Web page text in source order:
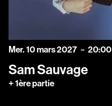
mercredi
Mer.10mars
mars2027 20:00
Sam Sauvage
+ 1ère partie